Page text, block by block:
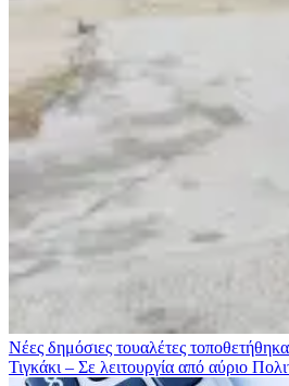
Νέες δημόσιες τουαλέτες
Τιγκάκι – Σε λειτουργία από αύριο